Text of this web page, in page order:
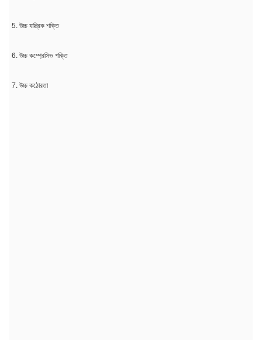
5. উচ্চ যান্ত্রিক শক্তি
6. উচ্চ কম্প্রেসিভ শক্তি
7. উচ্চ কঠোরতা